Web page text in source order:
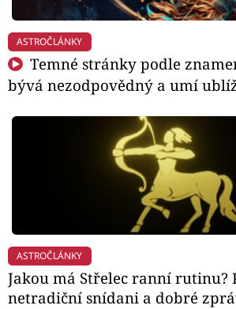
ASTROČLÁNKY
Temné stránky podle
bývá nezodpovědný a umí
ASTROČLÁNKY
Jakou má Střelec ranní rutinu?
netradiční snídani a dobré